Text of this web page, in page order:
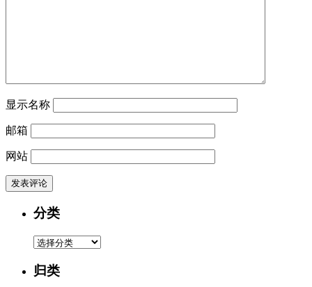
显示名称
邮箱
网站
分类
分
归类